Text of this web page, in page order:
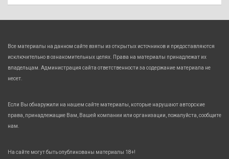
Все материалы на данном сайте взяты из открытых источников и предоставляются
исключительно в ознакомительных целях. Права на материалы принадлежат их
владельцам. Администрация сайта ответственности за содержание материала не
несет.
Если Вы обнаружили на нашем сайте материалы, которые нарушают авторские
права, принадлежащие Вам, Вашей компании или организации, пожалуйста, сообщите
нам.
На сайте могут быть опубликованы материалы 18+!